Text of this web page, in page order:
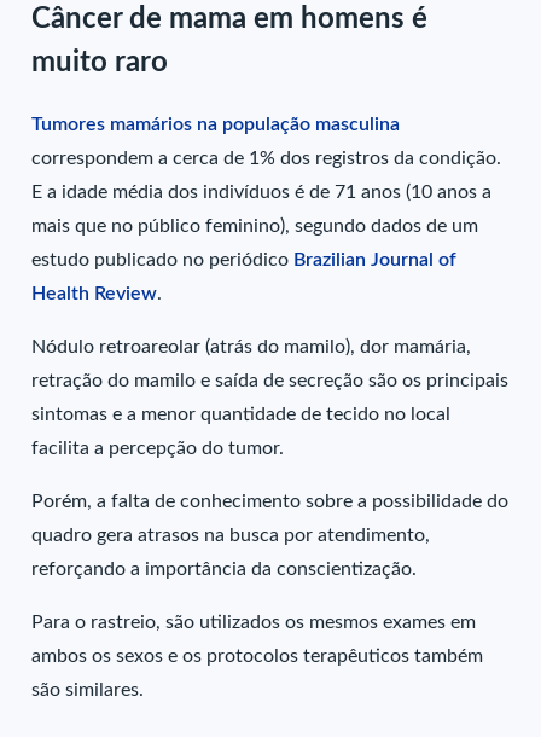
Câncer de mama em homens é
muito raro
Tumores mamários na população masculina
correspondem a cerca de 1% dos registros da condição.
E a idade média dos indivíduos é de 71 anos (10 anos a
mais que no público feminino), segundo dados de um
estudo publicado no periódico Brazilian Journal of
Health Review.
Nódulo retroareolar (atrás do mamilo), dor mamária,
retração do mamilo e saída de secreção são os principais
sintomas e a menor quantidade de tecido no local
facilita a percepção do tumor.
Porém, a falta de conhecimento sobre a possibilidade do
quadro gera atrasos na busca por atendimento,
reforçando a importância da conscientização.
Para o rastreio, são utilizados os mesmos exames em
ambos os sexos e os protocolos terapêuticos também
são similares.